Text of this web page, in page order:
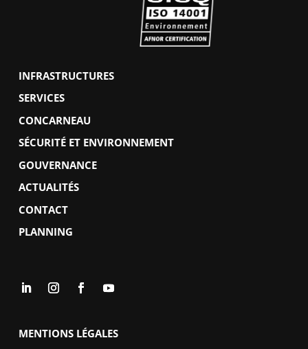
INFRASTRUCTURES
SERVICES
CONCARNEAU
SÉCURITÉ ET ENVIRONNEMENT
GOUVERNANCE
ACTUALITÉS
CONTACT
PLANNING
MENTIONS LÉGALES